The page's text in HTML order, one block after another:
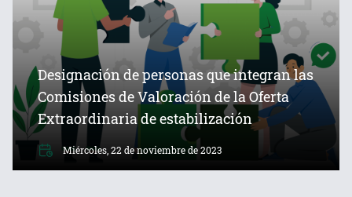
Designación de personas que integran las
Comisiones de Valoración de la Oferta
Extraordinaria de estabilización
Miércoles, 22 de noviembre de 2023